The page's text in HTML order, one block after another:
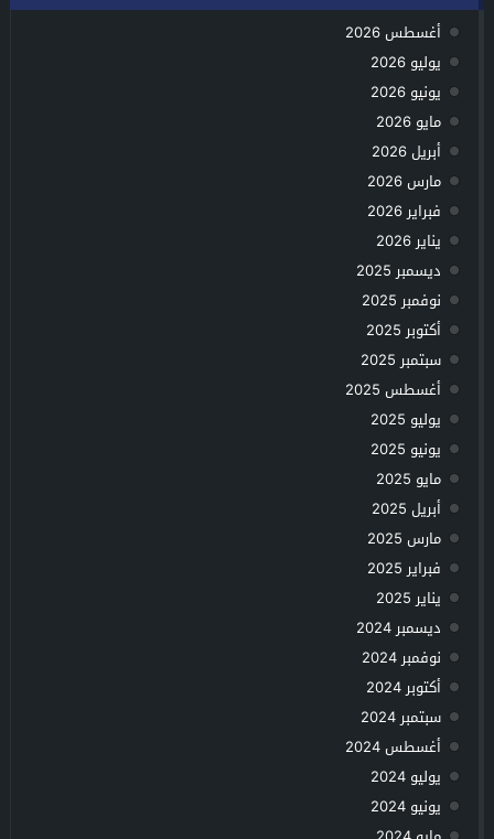
أغسطس 2026
يوليو 2026
يونيو 2026
مايو 2026
أبريل 2026
مارس 2026
فبراير 2026
يناير 2026
ديسمبر 2025
نوفمبر 2025
أكتوبر 2025
سبتمبر 2025
أغسطس 2025
يوليو 2025
يونيو 2025
مايو 2025
أبريل 2025
مارس 2025
فبراير 2025
يناير 2025
ديسمبر 2024
نوفمبر 2024
أكتوبر 2024
سبتمبر 2024
أغسطس 2024
يوليو 2024
يونيو 2024